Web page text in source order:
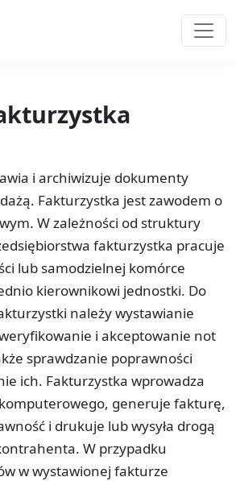
i archiwizuje dokumenty
Fakturzystka jest zawodem o
W zależności od struktury
fakturzystka pracuje
lub samodzielnej komórce
kierownikowi jednostki. Do
należy wystawianie
i akceptowanie not
sprawdzanie poprawności
ich. Fakturzystka wprowadza
generuje fakturę,
i drukuje lub wysyła drogą
W przypadku
w wystawionej fakturze